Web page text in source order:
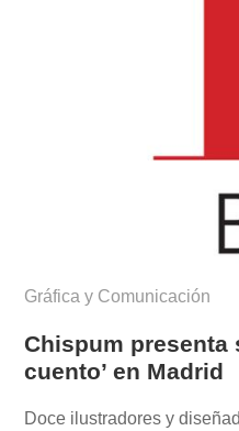
Gráfica y Comunicación
Chispum presenta
cuento’ en Madrid
Doce ilustradores y